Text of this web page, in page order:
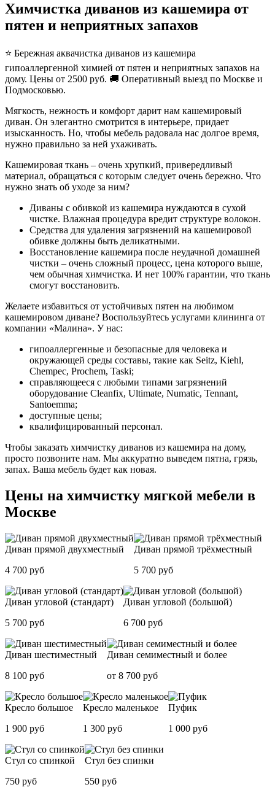
Химчистка диванов из кашемира от
пятен и неприятных запахов
⭐ Бережная аквачистка диванов из кашемира
гипоаллергенной химией от пятен и неприятных запахов на
дому. Цены от 2500 руб. 🚚 Оперативный выезд по Москве и
Подмосковью.
Мягкость, нежность и комфорт дарит нам кашемировый
диван. Он элегантно смотрится в интерьере, придает
изысканность. Но, чтобы мебель радовала нас долгое время,
нужно правильно за ней ухаживать.
Кашемировая ткань – очень хрупкий, привередливый
материал, обращаться с которым следует очень бережно. Что
нужно знать об уходе за ним?
Диваны с обивкой из кашемира нуждаются в сухой
чистке. Влажная процедура вредит структуре волокон.
Средства для удаления загрязнений на кашемировой
обивке должны быть деликатными.
Восстановление кашемира после неудачной домашней
чистки – очень сложный процесс, цена которого выше,
чем обычная химчистка. И нет 100% гарантии, что ткань
смогут восстановить.
Желаете избавиться от устойчивых пятен на любимом
кашемировом диване? Воспользуйтесь услугами клининга от
компании «Малина». У нас:
гипоаллергенные и безопасные для человека и
окружающей среды составы, такие как Seitz, Kiehl,
Chempec, Prochem, Taski;
справляющееся с любыми типами загрязнений
оборудование Cleanfix, Ultimate, Numatic, Tennant,
Santoemma;
доступные цены;
квалифицированный персонал.
Чтобы заказать химчистку диванов из кашемира на дому,
просто позвоните нам. Мы аккуратно выведем пятна, грязь,
запах. Ваша мебель будет как новая.
Цены на химчистку мягкой мебели в
Москве
Диван прямой двухместный
4 700 руб
Диван прямой трёхместный
5 700 руб
Диван угловой (стандарт)
5 700 руб
Диван угловой (большой)
6 700 руб
Диван шестиместный
8 100 руб
Диван семиместный и более
от 8 700 руб
Кресло большое
1 900 руб
Кресло маленькое
1 300 руб
Пуфик
1 000 руб
Стул со спинкой
750 руб
Стул без спинки
550 руб